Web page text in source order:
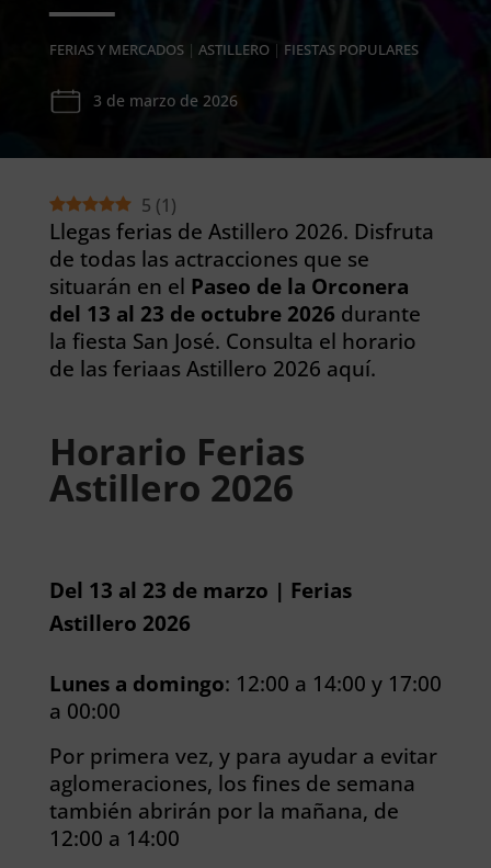
FERIAS Y MERCADOS| ASTILLERO| FIESTAS POPULARES
3 de marzo de 2026
5 (1)
Llegas ferias de Astillero 2026. Disfruta
de todas las actracciones que se
situarán en el Paseo de la Orconera
del 13 al 23 de octubre 2026 durante
la fiesta San José. Consulta el horario
de las feriaas Astillero 2026 aquí.
Horario Ferias
Astillero 2026
Del 13 al 23 de marzo | Ferias
Astillero 2026
Lunes a domingo: 12:00 a 14:00 y 17:00
a 00:00
Por primera vez, y para ayudar a evitar
aglomeraciones, los fines de semana
también abrirán por la mañana, de
12:00 a 14:00